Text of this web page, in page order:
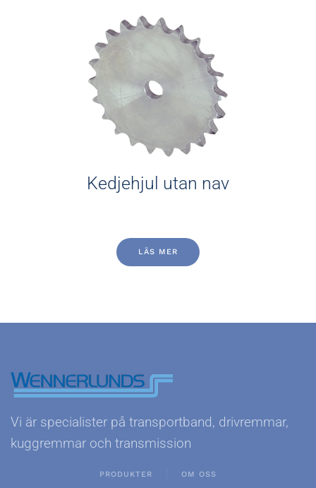
Kedjehjul utan nav
LÄS MER
Vi är specialister på transportband, drivremmar,
kuggremmar och transmission
PRODUKTER OM OSS